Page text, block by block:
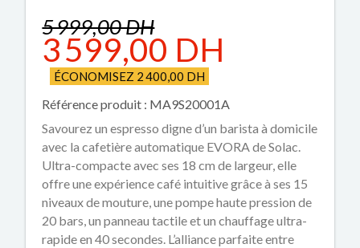
5 999,00 DH
3 599,00 DH
ÉCONOMISEZ 2 400,00 DH
Référence produit : MA9S20001A
Savourez un espresso digne d’un barista à domicile
avec la cafetière automatique EVORA de Solac.
Ultra-compacte avec ses 18 cm de largeur, elle
offre une expérience café intuitive grâce à ses 15
niveaux de mouture, une pompe haute pression de
20 bars, un panneau tactile et un chauffage ultra-
rapide en 40 secondes. L’alliance parfaite entre